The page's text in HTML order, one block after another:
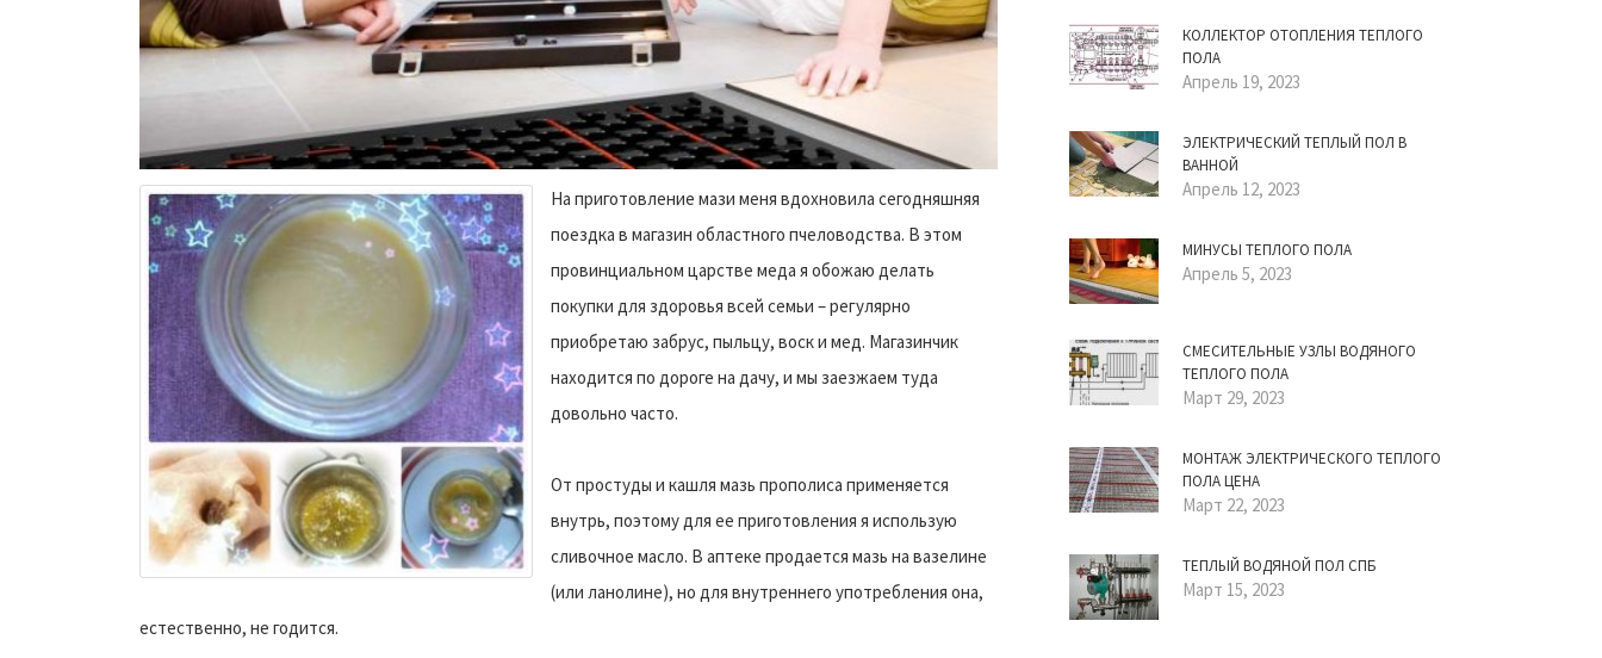
На приготовление мази меня вдохновила сегодняшняя
поездка в магазин областного пчеловодства. В этом
провинциальном царстве меда я обожаю делать
покупки для здоровья всей семьи – регулярно
приобретаю забрус, пыльцу, воск и мед. Магазинчик
находится по дороге на дачу, и мы заезжаем туда
довольно часто.
От простуды и кашля мазь прополиса применяется
внутрь, поэтому для ее приготовления я использую
сливочное масло. В аптеке продается мазь на вазелине
(или ланолине), но для внутреннего употребления она,
естественно, не годится.
КОЛЛЕКТОР ОТОПЛЕНИЯ ТЕПЛОГО
ПОЛА
Апрель 19, 2023
ЭЛЕКТРИЧЕСКИЙ ТЕПЛЫЙ ПОЛ В
ВАННОЙ
Апрель 12, 2023
МИНУСЫ ТЕПЛОГО ПОЛА
Апрель 5, 2023
СМЕСИТЕЛЬНЫЕ УЗЛЫ ВОДЯНОГО
ТЕПЛОГО ПОЛА
Март 29, 2023
МОНТАЖ ЭЛЕКТРИЧЕСКОГО ТЕПЛОГО
ПОЛА ЦЕНА
Март 22, 2023
ТЕПЛЫЙ ВОДЯНОЙ ПОЛ СПБ
Март 15, 2023